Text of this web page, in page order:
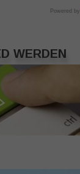
Powered by
WERDEN